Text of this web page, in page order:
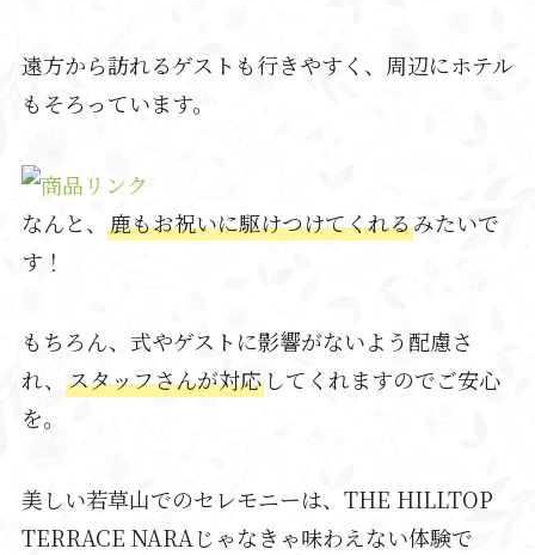
遠方から訪れるゲストも行きやすく、周辺にホテル
もそろっています。
なんと、 鹿もお祝いに駆けつけてくれるみたいで
す！
もちろん、式やゲストに影響がないよう配慮さ
れ、 スタッフさんが対応してくれますのでご安心
を。
美しい若草山でのセレモニーは、THE HILLTOP
TERRACE NARAじゃなきゃ味わえない体験で